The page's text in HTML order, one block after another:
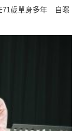
71歲單身多年 自曝